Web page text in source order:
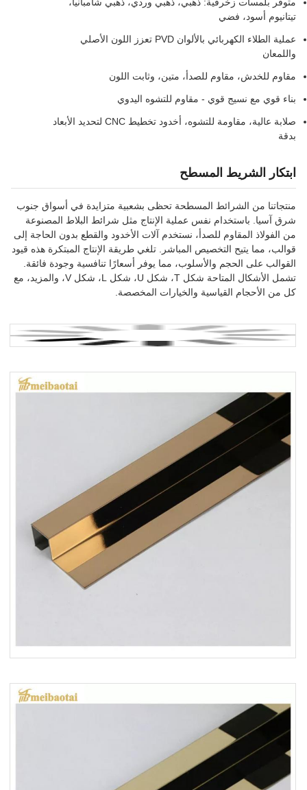
تيتانيوم أسود، فضي
عملية الطلاء الكهربائي بالألوان PVD تعزز اللون الأصلي
واللمعان
مقاوم للخدش، مقاوم للصدأ، متين، وثابت اللون
بناء قوي مع نسيج قوي - مقاوم للتشوه اليدوي
صلابة عالية، مقاومة للتشوه، أخدود تخطيط CNC لتحديد الأبعاد
بدقة
ابتكار الشريط المسطح
منتجاتنا من الشرائط المسطحة تحظى بشعبية متزايدة في أسواق جنوب
شرق آسيا. باستخدام نفس عملية الإنتاج مثل شرائط البلاط المصنوعة
من الفولاذ المقاوم للصدأ، نستخدم آلات الأخدود والقطع بدون الحاجة إلى
قوالب، مما يتيح التخصيص المباشر. تلغي طريقة الإنتاج المبتكرة هذه قيود
القوالب على الحجم والأسلوب، مما يوفر أسعارًا تنافسية وجودة فائقة.
تشمل الأشكال المتاحة شكل T، شكل U، شكل L، شكل V، والمزيد، مع
كل من الأحجام القياسية والخيارات المخصصة.